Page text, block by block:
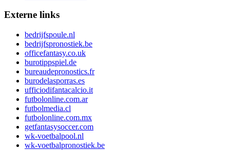
Externe links
bedrijfspoule.nl
bedrijfspronostiek.be
officefantasy.co.uk
burotippspiel.de
bureaudepronostics.fr
burodelasporras.es
ufficiodifantacalcio.it
futbolonline.com.ar
futbolmedia.cl
futbolonline.com.mx
getfantasysoccer.com
wk-voetbalpool.nl
wk-voetbalpronostiek.be